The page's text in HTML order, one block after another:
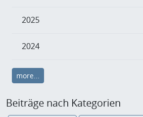
2025
2024
more...
Beiträge nach Kategorien